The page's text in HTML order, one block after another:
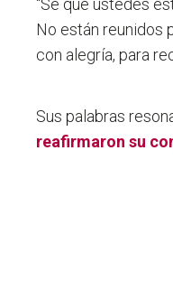
"Sé que ustedes
No están reunidos
con alegría, para
Sus palabras
reafirmaron su